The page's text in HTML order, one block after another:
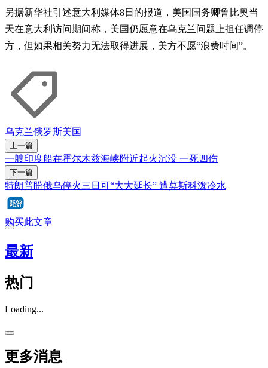
另据新华社引述意大利媒体8日的报道，美国国务卿鲁比奥当
天在意大利访问期间称，美国仍愿意在乌克兰问题上担任调停
方，但如果相关努力无法取得进展，美方不愿“浪费时间”。
乌克兰俄罗斯美国
上一篇
一艘印度船在霍尔木兹海峡附近起火沉没 一死四伤
下一篇
特朗普盼俄乌停火三日可“大大延长” 遭莫斯科泼冷水
购买此文章
最新
热门
Loading...
更多消息